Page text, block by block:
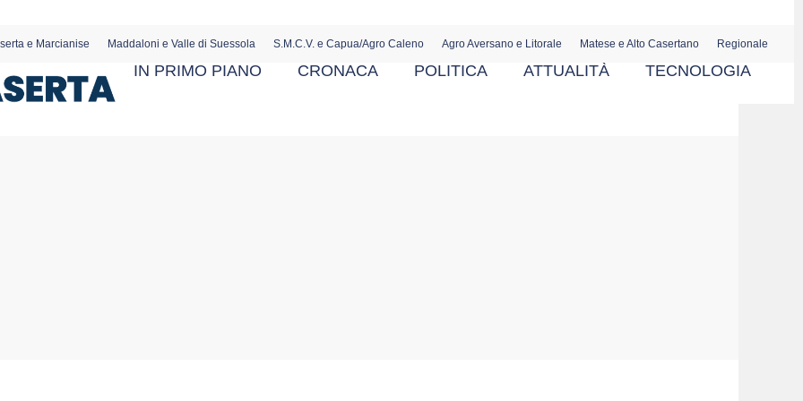
e Marcianise Maddaloni e Valle di Suessola S.M.C.V. e Capua/Agro Caleno Agro Aversano e Litorale Matese e Alto Casertano Regionale
IN PRIMO PIANO CRONACA POLITICA ATTUALITÀ TECNOLOGIA